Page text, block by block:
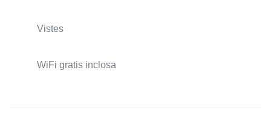
Vistes
WiFi gratis inclosa